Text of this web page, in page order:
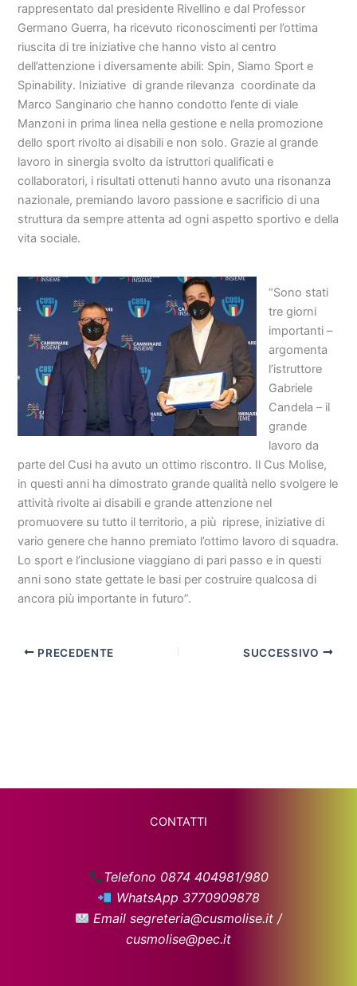
rappresentato dal presidente Rivellino e dal Professor
Germano Guerra, ha ricevuto riconoscimenti per l’ottima
riuscita di tre iniziative che hanno visto al centro
dell’attenzione i diversamente abili: Spin, Siamo Sport e
Spinability. Iniziative di grande rilevanza coordinate da
Marco Sanginario che hanno condotto l’ente di viale
Manzoni in prima linea nella gestione e nella promozione
dello sport rivolto ai disabili e non solo. Grazie al grande
lavoro in sinergia svolto da istruttori qualificati e
collaboratori, i risultati ottenuti hanno avuto una risonanza
nazionale, premiando lavoro passione e sacrificio di una
struttura da sempre attenta ad ogni aspetto sportivo e della
vita sociale.
“Sono stati
tre giorni
importanti –
argomenta
l’istruttore
Gabriele
Candela – il
grande
lavoro da
parte del Cusi ha avuto un ottimo riscontro. Il Cus Molise,
in questi anni ha dimostrato grande qualità nello svolgere le
attività rivolte ai disabili e grande attenzione nel
promuovere su tutto il territorio, a più riprese, iniziative di
vario genere che hanno premiato l’ottimo lavoro di squadra.
Lo sport e l’inclusione viaggiano di pari passo e in questi
anni sono state gettate le basi per costruire qualcosa di
ancora più importante in futuro”.
PRECEDENTE SUCCESSIVO
CONTATTI
Telefono 0874 404981/980
WhatsApp 3770909878
Email segreteria@cusmolise.it /
cusmolise@pec.it